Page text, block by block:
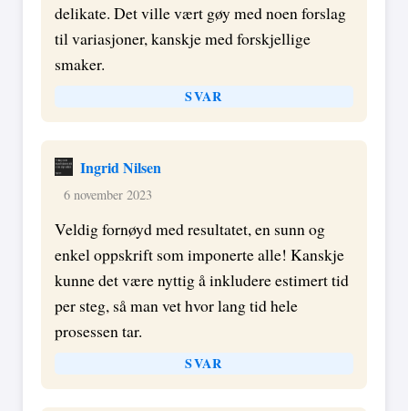
delikate. Det ville vært gøy med noen forslag
til variasjoner, kanskje med forskjellige
smaker.
SVAR
Ingrid Nilsen
6 november 2023
Veldig fornøyd med resultatet, en sunn og
enkel oppskrift som imponerte alle! Kanskje
kunne det være nyttig å inkludere estimert tid
per steg, så man vet hvor lang tid hele
prosessen tar.
SVAR